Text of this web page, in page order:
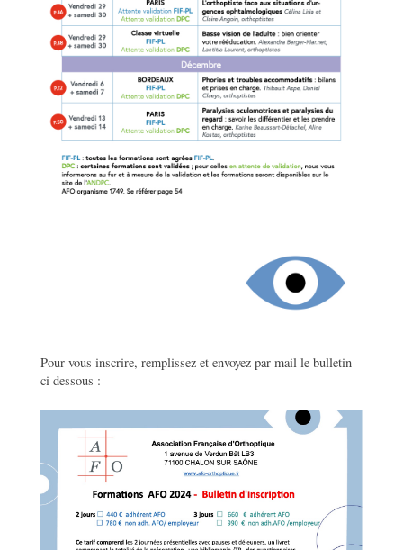
Pour vous inscrire, remplissez et envoyez par mail le bulletin
ci dessous :